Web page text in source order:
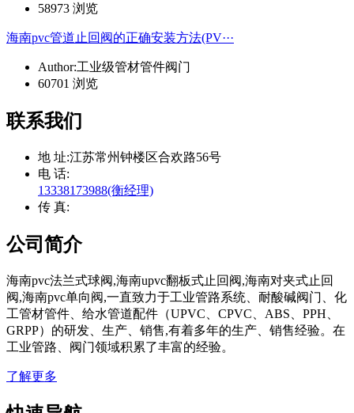
58973 浏览
海南pvc管道止回阀的正确安装方法(PV···
Author:工业级管材管件阀门
60701 浏览
联系我们
地 址:江苏常州钟楼区合欢路56号
电 话:
13338173988(衡经理)
传 真:
公司简介
海南pvc法兰式球阀,海南upvc翻板式止回阀,海南对夹式止回
阀,海南pvc单向阀,一直致力于工业管路系统、耐酸碱阀门、化
工管材管件、给水管道配件（UPVC、CPVC、ABS、PPH、
GRPP）的研发、生产、销售,有着多年的生产、销售经验。在
工业管路、阀门领域积累了丰富的经验。
了解更多